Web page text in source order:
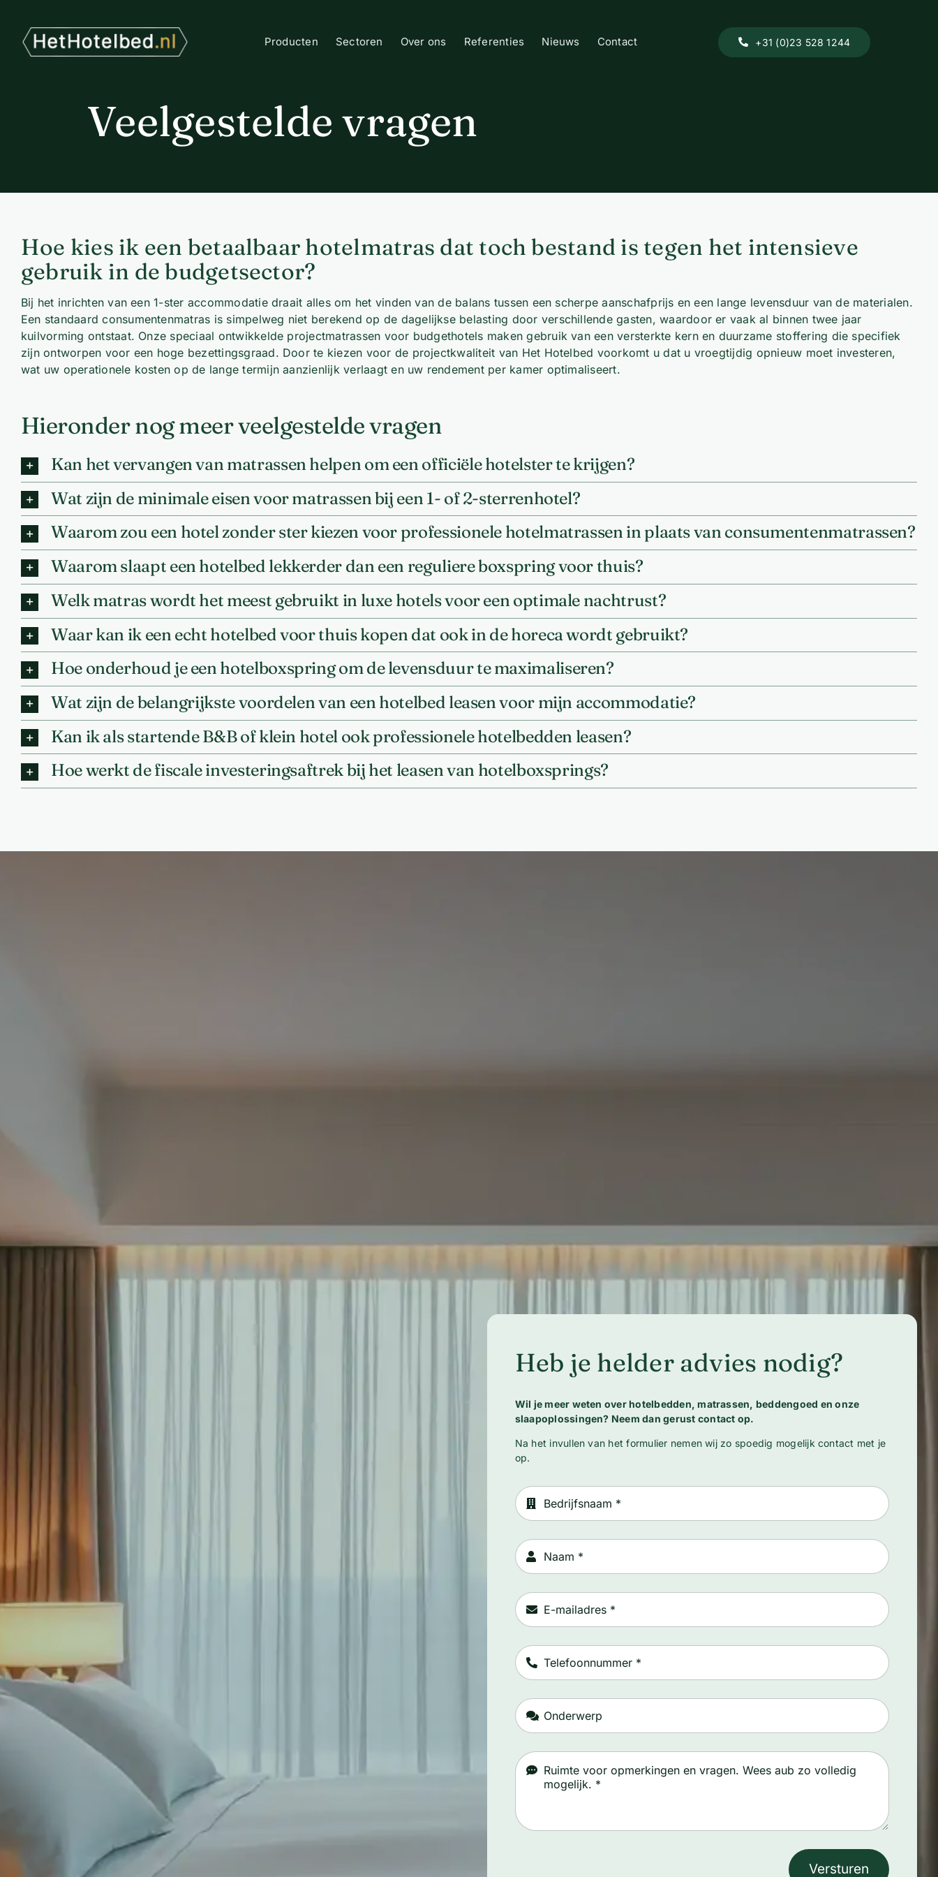
inhoud
Producten Sectoren Over ons Referenties Nieuws Contact +31 (0)23 528 1244
Veelgestelde vragen
Hoe kies ik een betaalbaar hotelmatras dat toch bestand is tegen het intensieve
gebruik in de budgetsector?
Bij het inrichten van een 1-ster accommodatie draait alles om het vinden van de balans tussen een scherpe aanschafprijs en een lange levensduur van de materialen.
Een standaard consumentenmatras is simpelweg niet berekend op de dagelijkse belasting door verschillende gasten, waardoor er vaak al binnen twee jaar
kuilvorming ontstaat. Onze speciaal ontwikkelde projectmatrassen voor budgethotels maken gebruik van een versterkte kern en duurzame stoffering die specifiek
zijn ontworpen voor een hoge bezettingsgraad. Door te kiezen voor de projectkwaliteit van Het Hotelbed voorkomt u dat u vroegtijdig opnieuw moet investeren,
wat uw operationele kosten op de lange termijn aanzienlijk verlaagt en uw rendement per kamer optimaliseert.
Hieronder nog meer veelgestelde vragen
Kan het vervangen van matrassen helpen om een officiële hotelster te krijgen?
Wat zijn de minimale eisen voor matrassen bij een 1- of 2-sterrenhotel?
Waarom zou een hotel zonder ster kiezen voor professionele hotelmatrassen in plaats van consumentenmatrassen?
Waarom slaapt een hotelbed lekkerder dan een reguliere boxspring voor thuis?
Welk matras wordt het meest gebruikt in luxe hotels voor een optimale nachtrust?
Waar kan ik een echt hotelbed voor thuis kopen dat ook in de horeca wordt gebruikt?
Hoe onderhoud je een hotelboxspring om de levensduur te maximaliseren?
Wat zijn de belangrijkste voordelen van een hotelbed leasen voor mijn accommodatie?
Kan ik als startende B&B of klein hotel ook professionele hotelbedden leasen?
Hoe werkt de fiscale investeringsaftrek bij het leasen van hotelboxsprings?
Heb je helder advies nodig?
Wil je meer weten over hotelbedden, matrassen, beddengoed en onze
slaapoplossingen? Neem dan gerust contact op.
Na het invullen van het formulier nemen wij zo spoedig mogelijk contact met je
op.
Versturen